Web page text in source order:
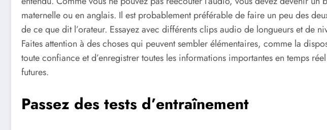
maternelle ou en anglais. Il est probablement préférable de faire un peu des
de ce que dit l’orateur. Essayez avec différents clips audio de longueurs et de
Faites attention à des choses qui peuvent sembler élémentaires, comme la
toute confiance et d’enregistrer toutes les informations importantes en temps
futures.
Passez des tests d’entraînement